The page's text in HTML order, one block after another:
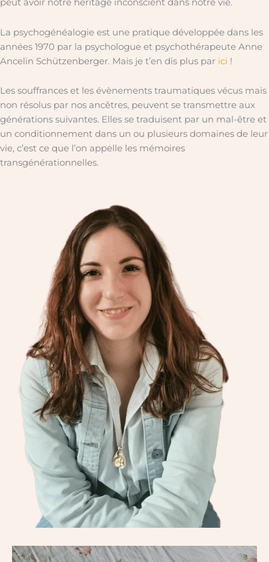
peut avoir notre héritage inconscient dans notre vie.
La psychogénéalogie est une pratique développée dans les
années 1970 par la psychologue et psychothérapeute Anne
Ancelin Schützenberger. Mais je t’en dis plus par ici !
Les souffrances et les évènements traumatiques vécus mais
non résolus par nos ancêtres, peuvent se transmettre aux
générations suivantes. Elles se traduisent par un mal-être et
un conditionnement dans un ou plusieurs domaines de leur
vie, c’est ce que l’on appelle les mémoires
transgénérationnelles.